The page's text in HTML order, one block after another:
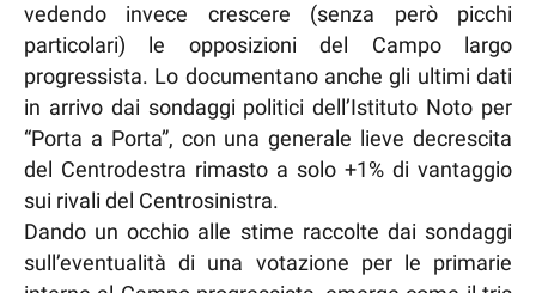
vedendo invece crescere (senza però picchi
particolari) le opposizioni del Campo largo
progressista. Lo documentano anche gli ultimi dati
in arrivo dai sondaggi politici dell’Istituto Noto per
“Porta a Porta”, con una generale lieve decrescita
del Centrodestra rimasto a solo +1% di vantaggio
sui rivali del Centrosinistra.
Dando un occhio alle stime raccolte dai sondaggi
sull’eventualità di una votazione per le primarie